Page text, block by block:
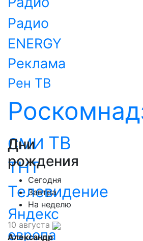
Радио
ENERGY
Реклама
Рен ТВ
СМИ ТВ
ТНТ
Телевидение
Яндекс
европа
Дни
рождения
Сегодня
Завтра
На неделю
10 августа
Александр